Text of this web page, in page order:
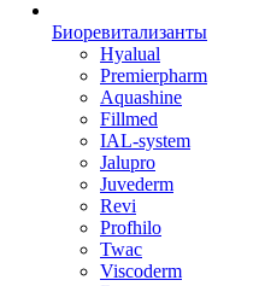
Биоревитализанты
Hyalual
Premierpharm
Aquashine
Fillmed
IAL-system
Jalupro
Juvederm
Revi
Profhilo
Twac
Viscoderm